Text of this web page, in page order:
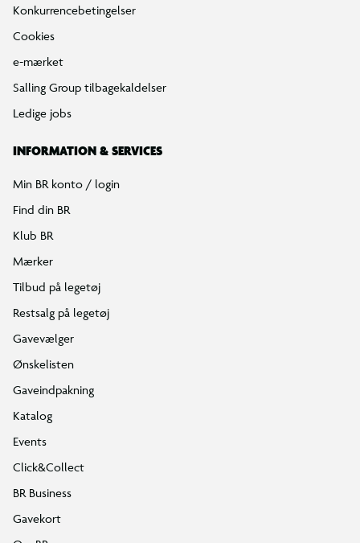
Konkurrencebetingelser
Cookies
e-mærket
Salling Group tilbagekaldelser
Ledige jobs
INFORMATION & SERVICES
Min BR konto / login
Find din BR
Klub BR
Mærker
Tilbud på legetøj
Restsalg på legetøj
Gavevælger
Ønskelisten
Gaveindpakning
Katalog
Events
Click&Collect
BR Business
Gavekort